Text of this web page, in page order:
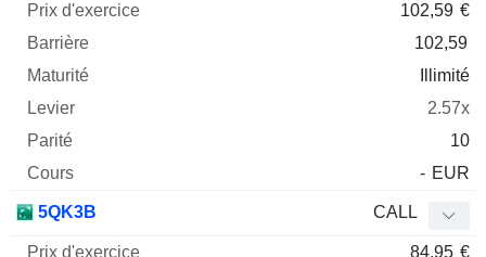
102,59 €
102,59
Illimité
2.57x
10
- EUR
5QK3B CALL
84,95 €